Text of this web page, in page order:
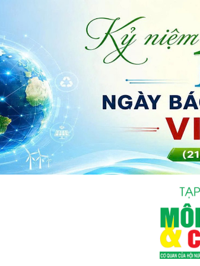
Gửi bình luận